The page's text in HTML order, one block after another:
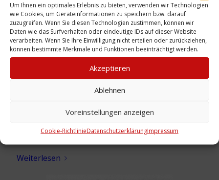
Um Ihnen ein optimales Erlebnis zu bieten, verwenden wir Technologien
wie Cookies, um Geräteinformationen zu speichern bzw. darauf
zuzugreifen. Wenn Sie diesen Technologien zustimmen, können wir
Daten wie das Surfverhalten oder eindeutige IDs auf dieser Website
verarbeiten. Wenn Sie Ihre Einwilligung nicht erteilen oder zurückziehen,
können bestimmte Merkmale und Funktionen beeinträchtigt werden.
Akzeptieren
Ablehnen
Voreinstellungen anzeigen
Cookie-RichtlinieDatenschutzerklärungImpressum
Annoncen: Feuerwehr Limmer Festschrift,
Weiterlesen